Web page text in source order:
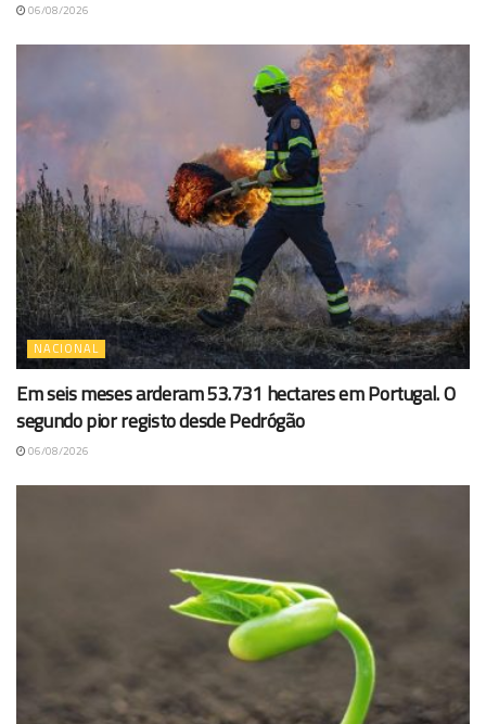
06/08/2026
NACIONAL
Em seis meses arderam 53.731 hectares em Portugal. O
segundo pior registo desde Pedrógão
06/08/2026